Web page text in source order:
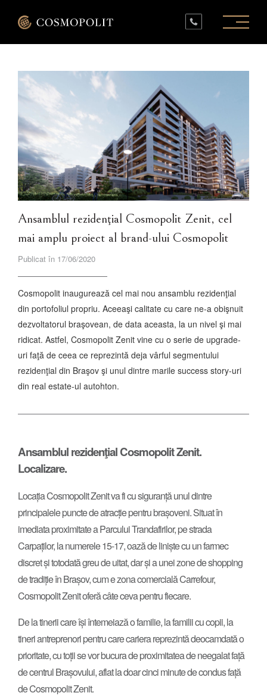
PROIECTE ÎN LUCRU
PROIECTE FINALIZATE
SPAȚII COMERCIALE
Ansamblul rezidenţial Cosmopolit Zenit, cel
mai amplu proiect al brand-ului Cosmopolit
Publicat în 17/06/2020
Cosmopolit inaugurează cel mai nou ansamblu rezidenţial
din portofoliul propriu. Aceeaşi calitate cu care ne-a obişnuit
dezvoltatorul braşovean, de data aceasta, la un nivel şi mai
ridicat. Astfel, Cosmopolit Zenit vine cu o serie de upgrade-
uri faţă de ceea ce reprezintă deja vârful segmentului
rezidenţial din Braşov şi unul dintre marile success story-uri
din real estate-ul autohton.
Ansamblul rezidenţial Cosmopolit Zenit.
Localizare.
Locația Cosmopolit Zenit va fi cu siguranță unul dintre
principalele puncte de atracție pentru brașoveni. Situat în
imediata proximitate a Parcului Trandafirilor, pe strada
Carpaților, la numerele 15-17, oază de liniște cu un farmec
discret și totodată greu de uitat, dar și a unei zone de shopping
de tradiție în Brașov, cum e zona comercială Carrefour,
Cosmopolit Zenit oferă câte ceva pentru fiecare.
De la tinerii care își întemeiază o familie, la familii cu copii, la
tineri antreprenori pentru care cariera reprezintă deocamdată o
prioritate, cu toții se vor bucura de proximitatea de neegalat față
de centrul Brașovului, aflat la doar cinci minute de condus față
de Cosmopolit Zenit.